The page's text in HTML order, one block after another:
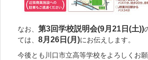
なお、 第3回学校説明会(9月21日(土))
ては、 8月26日(月)にお伝えします。
今後とも川口市立高等学校をよろしくお